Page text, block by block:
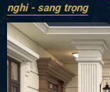
nghi - sang trọng